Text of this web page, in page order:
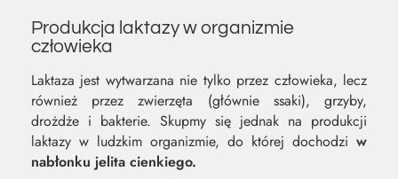
Produkcja laktazy w organizmie
człowieka
Laktaza jest wytwarzana nie tylko przez człowieka, lecz
również przez zwierzęta (głównie ssaki), grzyby,
drożdże i bakterie. Skupmy się jednak na produkcji
laktazy w ludzkim organizmie, do której dochodzi w
nabłonku jelita cienkiego.